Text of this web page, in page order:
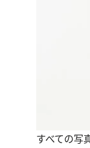
すべての写